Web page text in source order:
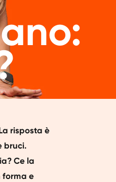
risposta è
bruci.
Ce la
forma e